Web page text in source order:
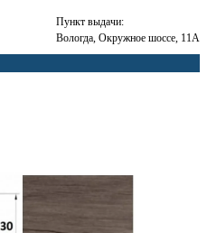
Пункт выдачи:
Вологда, Окружное шоссе, 11А